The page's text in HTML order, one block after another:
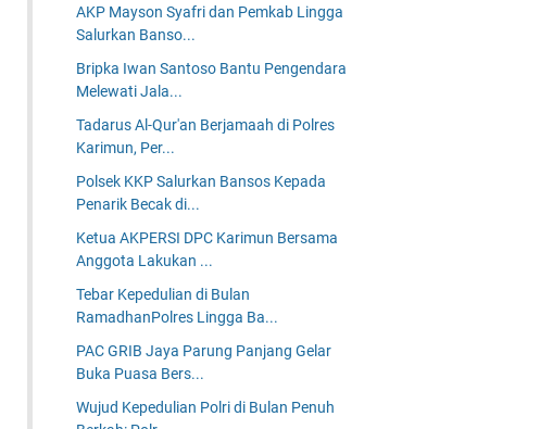
AKP Mayson Syafri dan Pemkab Lingga
Salurkan Banso...
Bripka Iwan Santoso Bantu Pengendara
Melewati Jala...
Tadarus Al-Qur'an Berjamaah di Polres
Karimun, Per...
Polsek KKP Salurkan Bansos Kepada
Penarik Becak di...
Ketua AKPERSI DPC Karimun Bersama
Anggota Lakukan ...
Tebar Kepedulian di Bulan
RamadhanPolres Lingga Ba...
PAC GRIB Jaya Parung Panjang Gelar
Buka Puasa Bers...
Wujud Kepedulian Polri di Bulan Penuh